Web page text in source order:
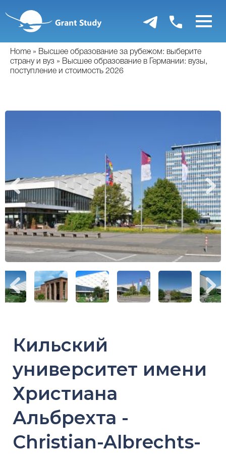
основному
содержанию
Home
Высшее образование за рубежом: выберите
страну и вуз
Высшее образование в Германии: вузы,
поступление и стоимость 2026
Кильский
университет имени
Христиана
Альбрехта -
Christian-Albrechts-